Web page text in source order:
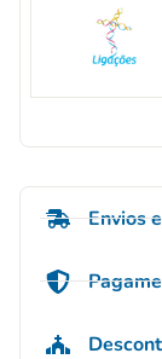
Envios